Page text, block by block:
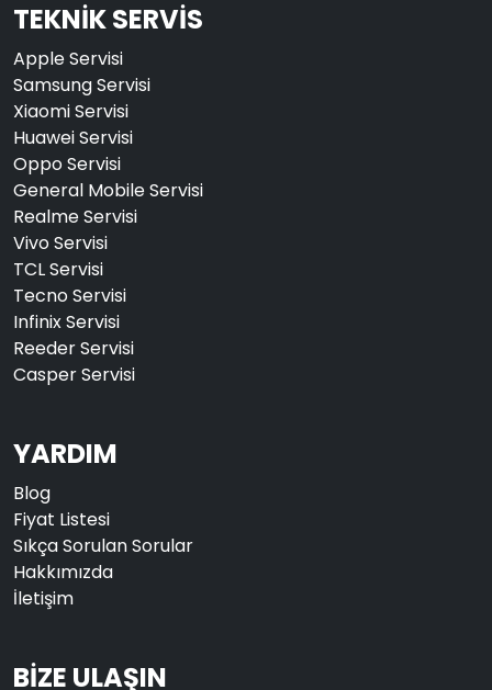
TEKNİK SERVİS
Apple Servisi
Samsung Servisi
Xiaomi Servisi
Huawei Servisi
Oppo Servisi
General Mobile Servisi
Realme Servisi
Vivo Servisi
TCL Servisi
Tecno Servisi
Infinix Servisi
Reeder Servisi
Casper Servisi
YARDIM
Blog
Fiyat Listesi
Sıkça Sorulan Sorular
Hakkımızda
İletişim
BİZE ULAŞIN